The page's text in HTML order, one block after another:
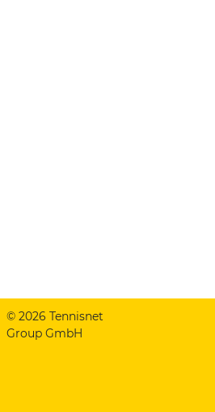
© 2026 Tennisnet
Group GmbH